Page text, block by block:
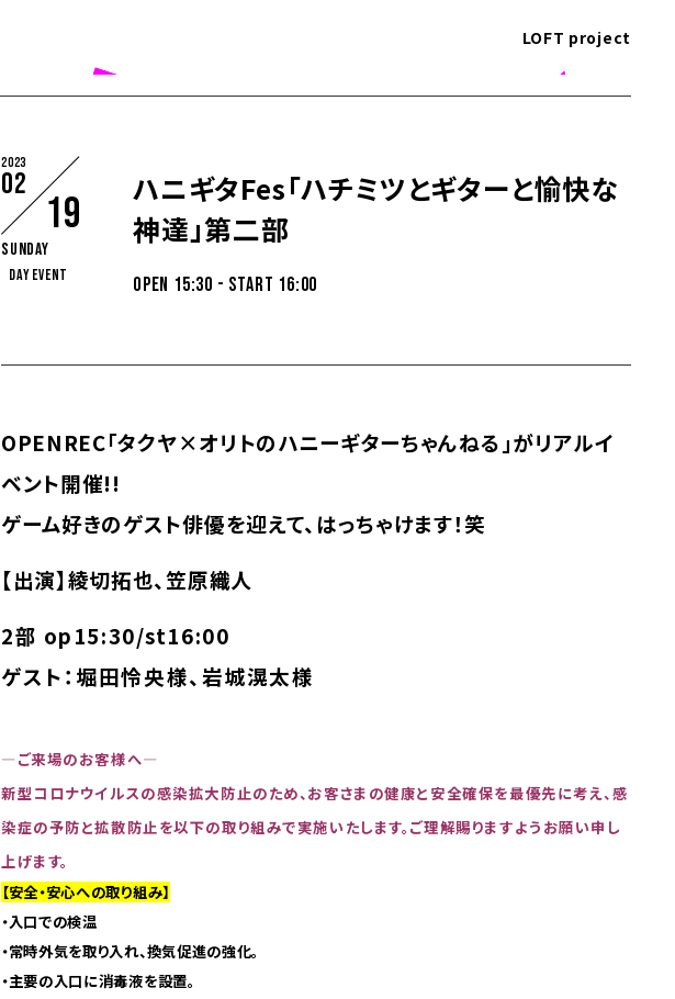
LOFT project
2023
02
19
Sunday
DAY EVENT
ハニギタFes「ハチミツとギターと愉快な
神達」第二部
OPEN 15:30 - START 16:00
OPENREC「タクヤ×オリトのハニーギターちゃんねる」がリアルイ
ベント開催!!
ゲーム好きのゲスト俳優を迎えて、はっちゃけます！笑
【出演】綾切拓也、笠原織人
2部 op15:30/st16:00
ゲスト：堀田怜央様、岩城滉太様
—ご来場のお客様へ—
新型コロナウイルスの感染拡大防止のため、お客さまの健康と安全確保を最優先に考え、感
染症の予防と拡散防止を以下の取り組みで実施いたします。ご理解賜りますようお願い申し
上げます。
【安全・安心への取り組み】
・入口での検温
・常時外気を取り入れ、換気促進の強化。
・主要の入口に消毒液を設置。